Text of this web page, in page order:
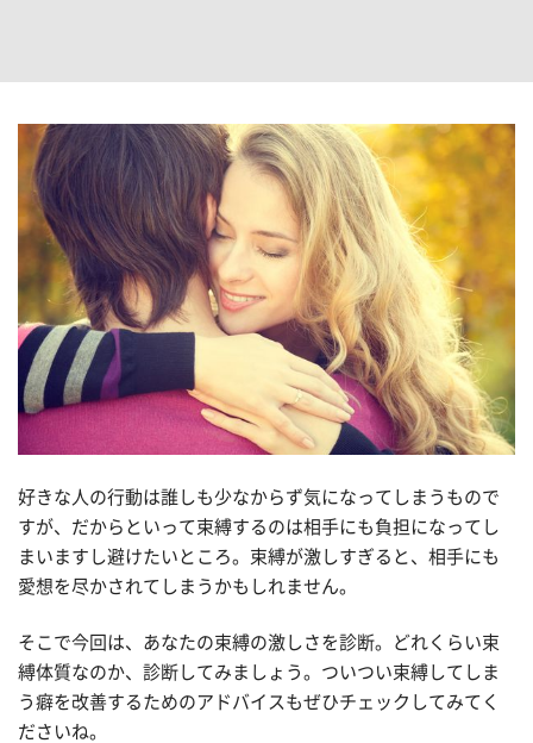
好きな人の行動は誰しも少なからず気になってしまうもので
すが、だからといって束縛するのは相手にも負担になってし
まいますし避けたいところ。束縛が激しすぎると、相手にも
愛想を尽かされてしまうかもしれません。
そこで今回は、あなたの束縛の激しさを診断。どれくらい束
縛体質なのか、診断してみましょう。ついつい束縛してしま
う癖を改善するためのアドバイスもぜひチェックしてみてく
ださいね。